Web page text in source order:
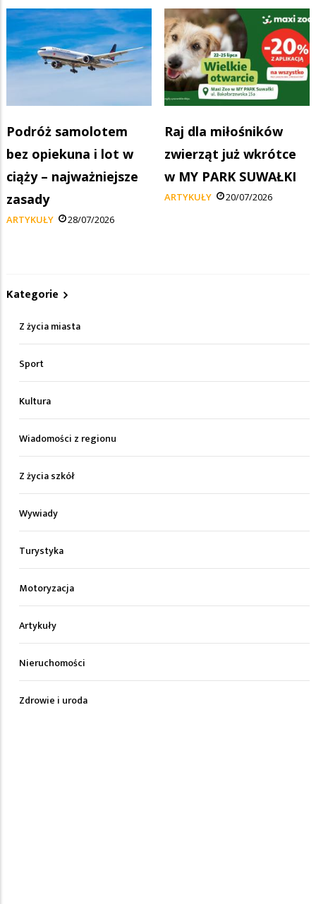
Podróż samolotem
bez opiekuna i lot w
ciąży – najważniejsze
zasady
ARTYKUŁY 28/07/2026
Raj dla miłośników
zwierząt już wkrótce
w MY PARK SUWAŁKI
ARTYKUŁY 20/07/2026
Kategorie
Z życia miasta
Sport
Kultura
Wiadomości z regionu
Z życia szkół
Wywiady
Turystyka
Motoryzacja
Artykuły
Nieruchomości
Zdrowie i uroda